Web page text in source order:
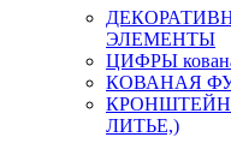
ЭЛЕМЕНТЫ
ЦИФРЫ
КОВАНАЯ
ЛИТЬЕ,)